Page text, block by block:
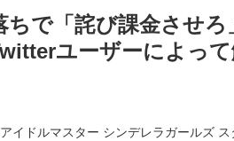
で「詫び課金させろ
ユーザーによっ
ドルマスター シンデレラガールズ ス